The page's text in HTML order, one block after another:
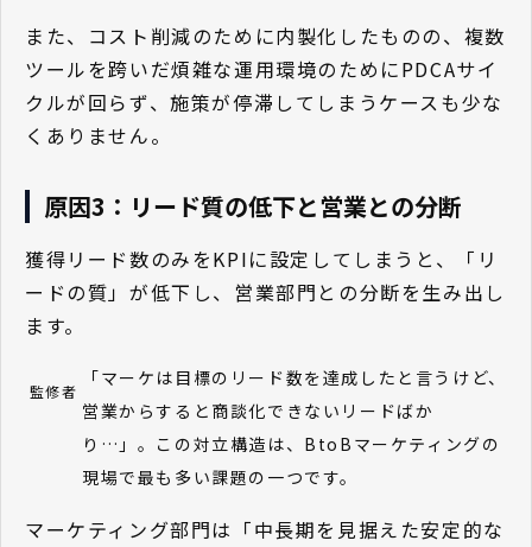
また、コスト削減のために内製化したものの、複数
ツールを跨いだ煩雑な運用環境のためにPDCAサイ
クルが回らず、施策が停滞してしまうケースも少な
くありません。
原因3：リード質の低下と営業との分断
獲得リード数のみをKPIに設定してしまうと、「リ
ードの質」が低下し、営業部門との分断を生み出し
ます。
監修者
「マーケは目標のリード数を達成したと言うけど、
営業からすると商談化できないリードばか
り…」。この対立構造は、BtoBマーケティングの
現場で最も多い課題の一つです。
マーケティング部門は「中長期を見据えた安定的な